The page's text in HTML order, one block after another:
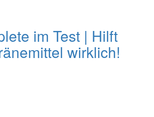
im Test | Hilft
wirklich!